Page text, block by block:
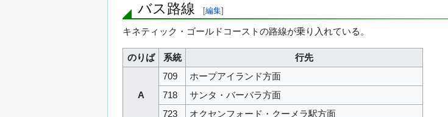
バス路線 [編集]
キネティック・ゴールドコーストの路線が乗り入れている。
のりば 系統 行先
A
709
ホープアイランド方面
718
サンタ・バーバラ方面
723
オクセンフォード・クーメラ駅方面